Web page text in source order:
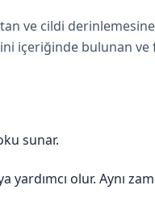
ve cildi
içeriğinde bulunan ve
sunar.
yardımcı olur. Aynı